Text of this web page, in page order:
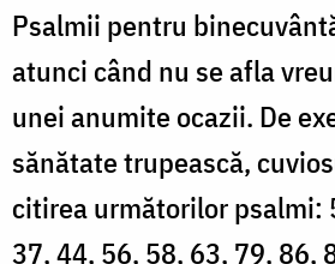
Psalmii pentru
atunci când nu se afla
unei anumite ocazii. De
sănătate trupească,
citirea următorilor psalmi:
37, 44, 56, 58, 63, 79, 86,